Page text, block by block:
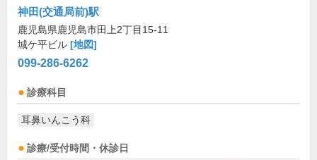
神田(交通局前)駅
鹿児島県鹿児島市田上2丁目15-11
城ケ平ビル [地図]
099-286-6262
診療科目
耳鼻いんこう科
診療/受付時間・休診日